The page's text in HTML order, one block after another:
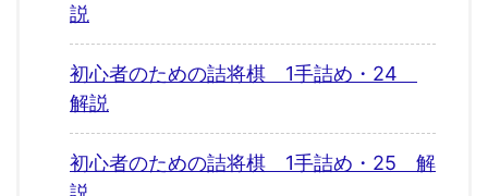
説
初心者のための詰将棋 1手詰め・24
解説
初心者のための詰将棋 1手詰め・25 解